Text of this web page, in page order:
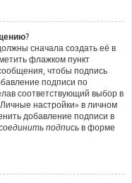
сначала создать её в
флажком пункт
чтобы подпись
подписи по
соответствующий выбор в
настройки» в личном
добавление подписи в
подпись в форме